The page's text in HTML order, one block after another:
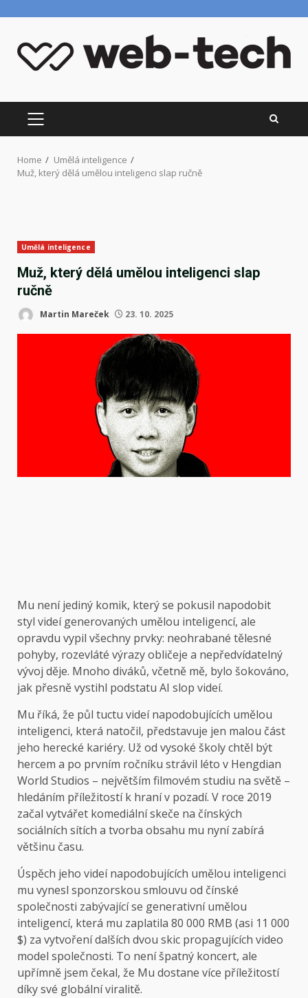
content
PRIMARY
MENU
Home
Umělá inteligence
Muž, který dělá umělou inteligenci slap ručně
Umělá inteligence
Muž, který dělá umělou inteligenci slap
ručně
Martin Mareček 23. 10. 2025
Mu není jediný komik, který se pokusil napodobit
styl videí generovaných umělou inteligencí, ale
opravdu vypil všechny prvky: neohrabané tělesné
pohyby, rozevláté výrazy obličeje a nepředvídatelný
vývoj děje. Mnoho diváků, včetně mě, bylo šokováno,
jak přesně vystihl podstatu AI slop videí.
Mu říká, že půl tuctu videí napodobujících umělou
inteligenci, která natočil, představuje jen malou část
jeho herecké kariéry. Už od vysoké školy chtěl být
hercem a po prvním ročníku strávil léto v Hengdian
World Studios – největším filmovém studiu na světě –
hledáním příležitostí k hraní v pozadí. V roce 2019
začal vytvářet komediální skeče na čínských
sociálních sítích a tvorba obsahu mu nyní zabírá
většinu času.
Úspěch jeho videí napodobujících umělou inteligenci
mu vynesl sponzorskou smlouvu od čínské
společnosti zabývající se generativní umělou
inteligencí, která mu zaplatila 80 000 RMB (asi 11 000
$) za vytvoření dalších dvou skic propagujících video
model společnosti. To není špatný koncert, ale
upřímně jsem čekal, že Mu dostane více příležitostí
díky své globální viralitě.